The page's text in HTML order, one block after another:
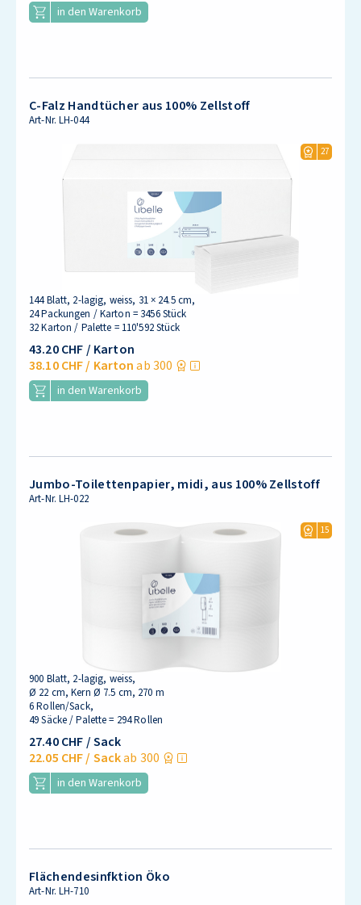
in den Warenkorb
C-Falz Handtücher aus 100% Zellstoff
Art-Nr.LH-044
27
144 Blatt, 2-lagig, weiss, 31 × 24.5 cm,
24 Packungen / Karton = 3456 Stück
32 Karton / Palette = 110'592 Stück
43.20 CHF/ Karton
38.10 CHF/ Karton ab 300
in den Warenkorb
Jumbo-Toilettenpapier, midi, aus 100% Zellstoff
Art-Nr.LH-022
15
900 Blatt, 2-lagig, weiss,
Ø 22 cm, Kern Ø 7.5 cm, 270 m
6 Rollen/Sack,
49 Säcke / Palette = 294 Rollen
27.40 CHF/ Sack
22.05 CHF/ Sackab 300
in den Warenkorb
Flächendesinfktion Öko
Art-Nr.LH-710